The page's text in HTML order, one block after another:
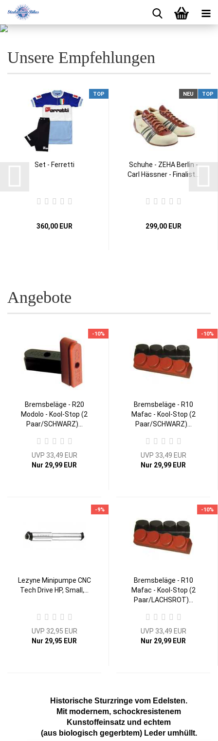
Unsere Empfehlungen
TOP
Set - Ferretti
360,00 EUR
NEU TOP
Schuhe - ZEHA Berlin -
Carl Hässner - Finalist...
299,00 EUR
Angebote
-10%
Bremsbeläge - R20
Modolo - Kool-Stop (2
Paar/SCHWARZ)...
UVP 33,49 EUR
Nur 29,99 EUR
-10%
Bremsbeläge - R10
Mafac - Kool-Stop (2
Paar/SCHWARZ)...
UVP 33,49 EUR
Nur 29,99 EUR
-9%
Lezyne Minipumpe CNC
Tech Drive HP, Small,...
UVP 32,95 EUR
Nur 29,95 EUR
-10%
Bremsbeläge - R10
Mafac - Kool-Stop (2
Paar/LACHSROT)...
UVP 33,49 EUR
Nur 29,99 EUR
Historische Sturzringe vom Edelsten.
Mit modernem, schockresistenem
Kunstoffeinsatz und echtem
(aus biologisch gegerbtem) Leder umhüllt.